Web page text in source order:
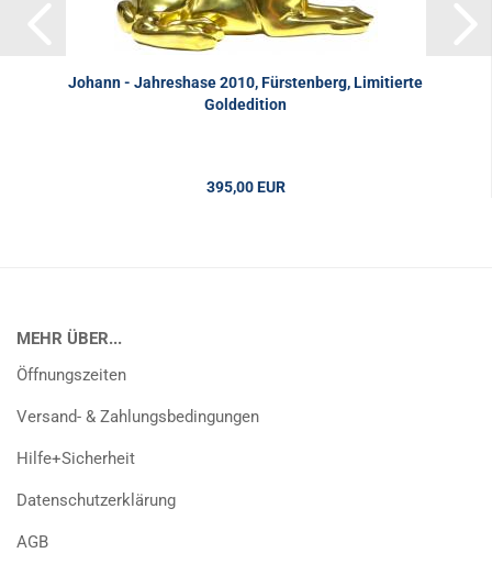
Johann - Jahreshase 2010, Fürstenberg, Limitierte
Goldedition
395,00 EUR
MEHR ÜBER...
Öffnungszeiten
Versand- & Zahlungsbedingungen
Hilfe+Sicherheit
Datenschutzerklärung
AGB